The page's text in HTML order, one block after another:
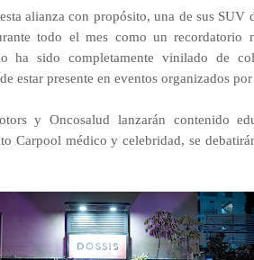
alianza con propósito, una de sus
todo el mes como un
ha sido completamente vinilado de
estar presente en eventos organizados por
y Oncosalud lanzarán contenido
Carpool médico y celebridad, se